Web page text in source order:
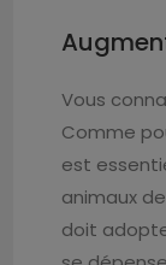
Vous
Comme
est
animaux
doit